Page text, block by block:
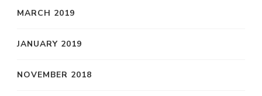
MARCH 2019
JANUARY 2019
NOVEMBER 2018